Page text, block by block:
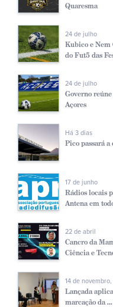
Quaresma
24 de julho
Kubico e Nem
do Fut5 das
24 de julho
Governo
Açores
Há 3 dias
Pico passará
17 de junho
Rádios locais
Antena em
22 de abril
Cancro da
Ciência e
14 de
Lançada
marcação da ...